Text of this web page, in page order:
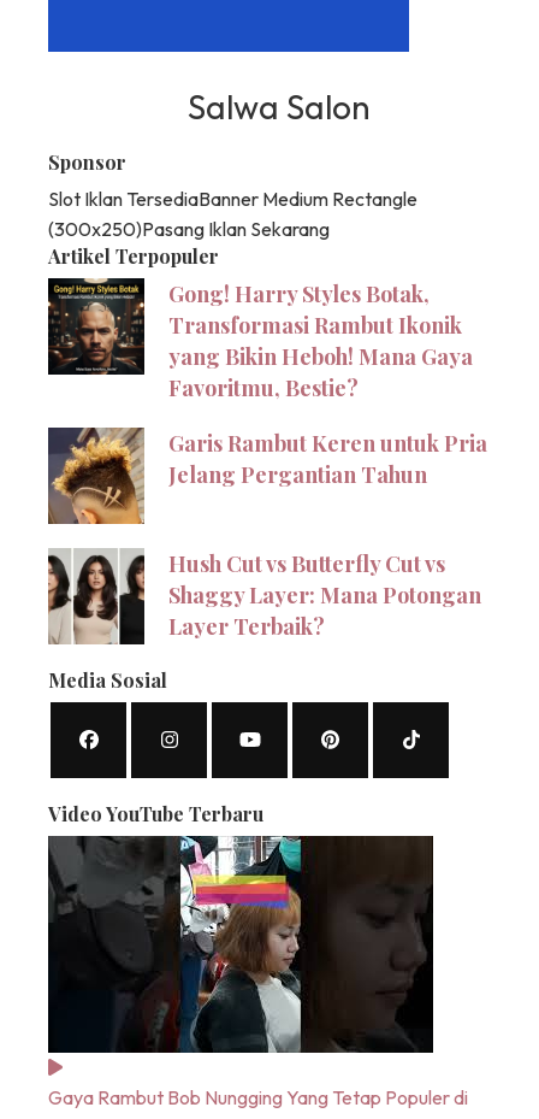
Salwa Salon
Sponsor
Slot Iklan TersediaBanner Medium Rectangle
(300x250)Pasang Iklan Sekarang
Artikel Terpopuler
Gong! Harry Styles Botak,
Transformasi Rambut Ikonik
yang Bikin Heboh! Mana Gaya
Favoritmu, Bestie?
Garis Rambut Keren untuk Pria
Jelang Pergantian Tahun
Hush Cut vs Butterfly Cut vs
Shaggy Layer: Mana Potongan
Layer Terbaik?
Media Sosial
Video YouTube Terbaru
Gaya Rambut Bob Nungging Yang Tetap Populer di